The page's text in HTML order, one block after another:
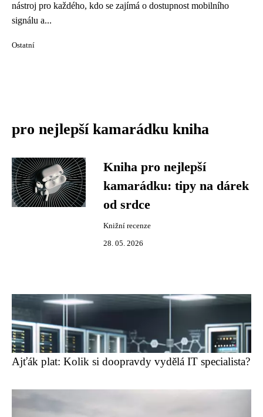
nástroj pro každého, kdo se zajímá o dostupnost mobilního
signálu a...
Ostatní
pro nejlepší kamarádku kniha
Kniha pro nejlepší
kamarádku: tipy na dárek
od srdce
Knižní recenze
28. 05. 2026
Ajťák plat: Kolik si doopravdy vydělá IT specialista?